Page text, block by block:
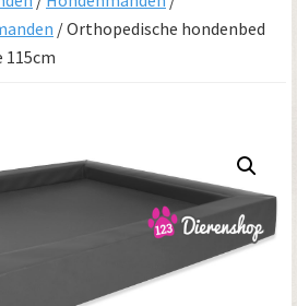
/Orthopedische hondenbed
115cm